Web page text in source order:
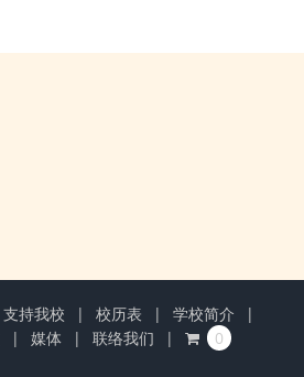
支持我校 校历表
学校简介
媒体 联络我们 0